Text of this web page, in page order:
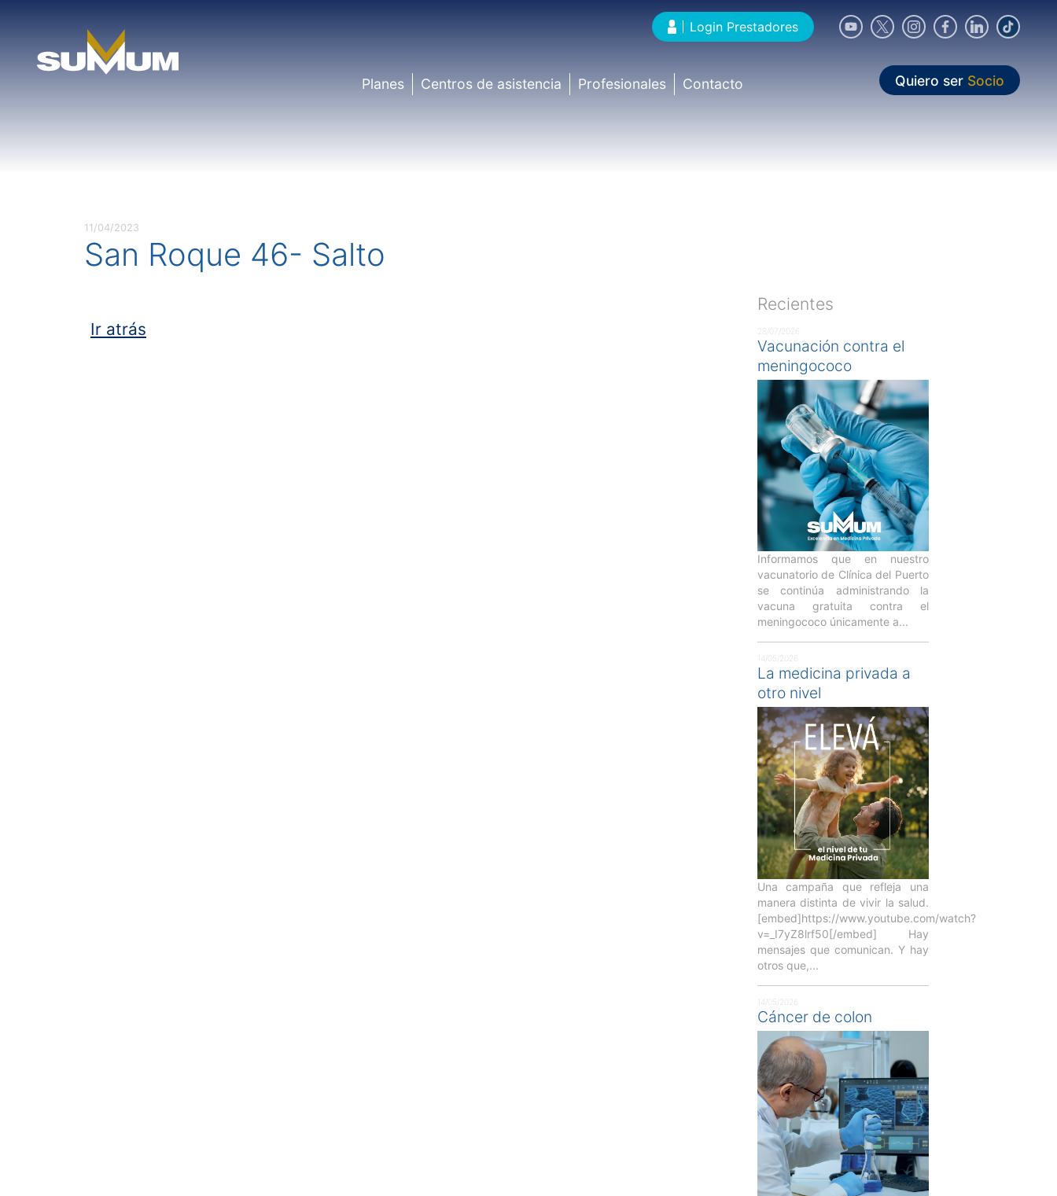
content
Login Prestadores
Planes Centros de asistencia Profesionales Contacto Quiero ser Socio
11/04/2023
San Roque 46- Salto
Ir atrás
Recientes
28/07/2026
Vacunación contra el
meningococo
Informamos que en nuestro
vacunatorio de Clínica del Puerto
se continúa administrando la
vacuna gratuita contra el
meningococo únicamente a...
14/05/2026
La medicina privada a
otro nivel
Una campaña que refleja una
manera distinta de vivir la salud.
[embed]https://www.youtube.com/watch?
v=_I7yZ8lrf50[/embed] Hay
mensajes que comunican. Y hay
otros que,...
14/05/2026
Cáncer de colon